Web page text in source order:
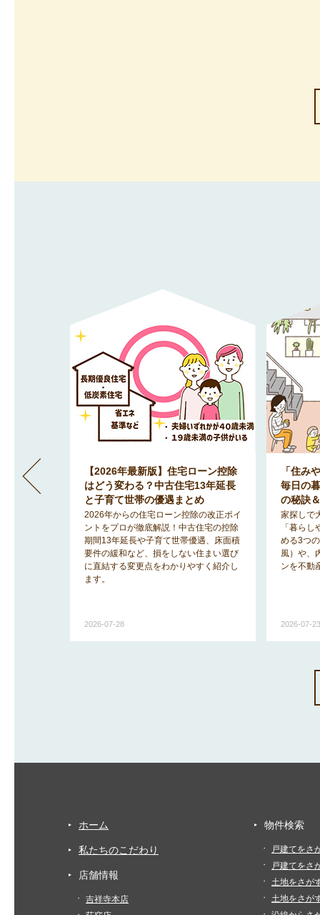
取りが
で明る
【2026年最新版】住宅ローン控除
はどう変わる？中古住宅13年延長
と子育て世帯の優遇まとめ
2026年からの住宅ローン控除の改正ポイ
ントをプロが徹底解説！中古住宅の控除
期間13年延長や子育て世帯優遇、床面積
要件の緩和など、損をしない住まい選び
に直結する変更点をわかりやすく紹介し
ます。
2026-07-28
「住み
毎日の
の秘訣
家探しで
「暮ら
める3つ
風）や、
ンを不動
2026-07-23
ホーム
私たちのこだわり
店舗情報
吉祥寺本店
物件検索
戸建てをさ
戸建てをさ
土地をさが
土地をさが